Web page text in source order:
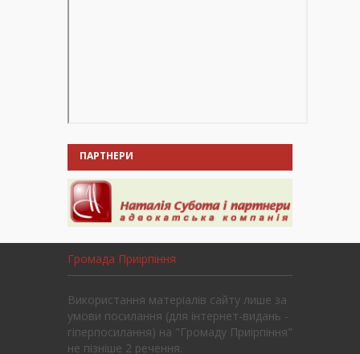
ПАРТНЕРИ
Громада Приірпіння
Використання матеріалів сайту лише за
умови посилання (для інтернет-видань -
гіперпосилання) на "Громаду Приірпіння"
не пізніше 2 речення.